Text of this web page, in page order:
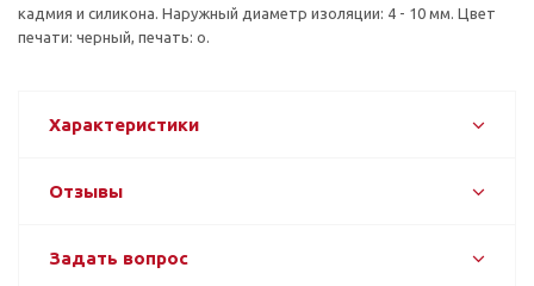
кадмия и силикона. Наружный диаметр изоляции: 4 - 10 мм. Цвет
печати: черный, печать: o.
Характеристики
Отзывы
Задать вопрос